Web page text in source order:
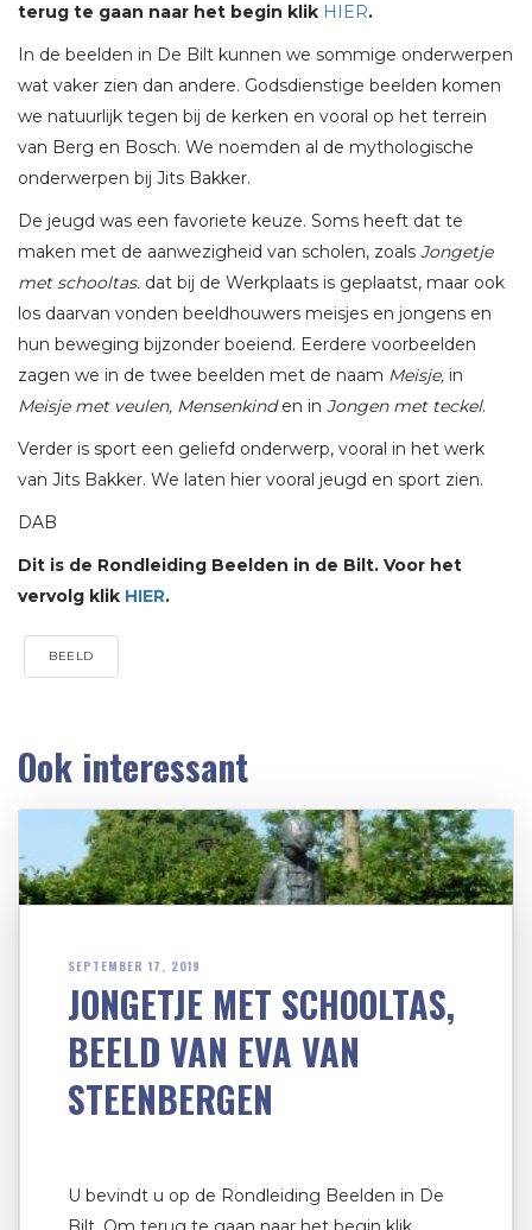
terug te gaan naar het begin klik HIER.
In de beelden in De Bilt kunnen we sommige onderwerpen
wat vaker zien dan andere. Godsdienstige beelden komen
we natuurlijk tegen bij de kerken en vooral op het terrein
van Berg en Bosch. We noemden al de mythologische
onderwerpen bij Jits Bakker.
De jeugd was een favoriete keuze. Soms heeft dat te
maken met de aanwezigheid van scholen, zoals Jongetje
met schooltas. dat bij de Werkplaats is geplaatst, maar ook
los daarvan vonden beeldhouwers meisjes en jongens en
hun beweging bijzonder boeiend. Eerdere voorbeelden
zagen we in de twee beelden met de naam Meisje, in
Meisje met veulen, Mensenkinden in Jongen met teckel.
Verder is sport een geliefd onderwerp, vooral in het werk
van Jits Bakker. We laten hier vooral jeugd en sport zien.
DAB
Dit is de Rondleiding Beelden in de Bilt. Voor het
vervolg klik HIER.
BEELD
Ook interessant
SEPTEMBER 17, 2019
JONGETJE MET SCHOOLTAS,
BEELD VAN EVA VAN
STEENBERGEN
U bevindt u op de Rondleiding Beelden in De